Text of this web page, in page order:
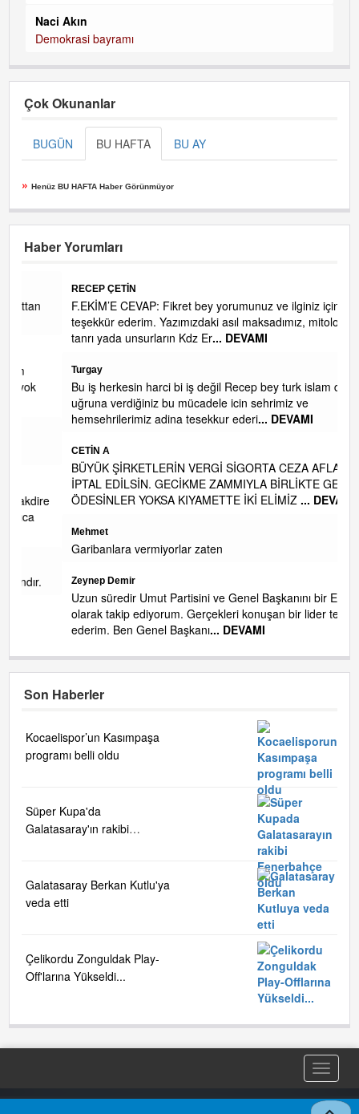
Naci Akın
Demokrasi bayramı
Çok Okunanlar
BUGÜN BU HAFTA BU AY
» Henüz BU HAFTA Haber Görünmüyor
Haber Yorumları
RECEP ÇETİN
F.EKİM’E CEVAP: Fikret bey yorumunuz ve ilginiz için
teşekkür ederim. Yazımızdaki asıl maksadımız, mitolojik
tanrı yada unsurların Kdz Er... DEVAMI
Bu iş herkesin harci bi iş değil Recep bey turk islam davasi
uğruna verdiğiniz bu mücadele icin sehrimiz ve
hemsehrilerimiz adina tesekkur ederi... DEVAMI
BÜYÜK ŞİRKETLERİN VERGİ SİGORTA CEZA AFLARI DA
İPTAL EDİLSİN. GECİKME ZAMMIYLA BİRLİKTE GERİ
ÖDESİNLER YOKSA KIYAMETTE İKİ ELİMİZ ... DEVAMI
Garibanlara vermiyorlar zaten
Zeynep Demir
Uzun süredir Umut Partisini ve Genel Başkanını bir EYT'li
olarak takip ediyorum. Gerçekleri konuşan bir lider tebrik
ederim. Ben Genel Başkanı ... DEVAMI
Son Haberler
Kocaelispor’un Kasımpaşa
programı belli oldu
Süper Kupa'da
Galatasaray'ın rakibi
Galatasaray Berkan Kutlu'ya
veda etti
Çelikordu Zonguldak Play-
Off'larına Yükseldi...
Toggle